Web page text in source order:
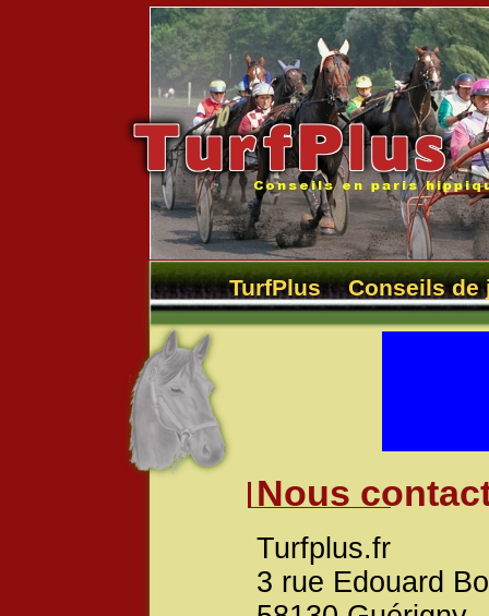
TurfPlus Conseils de
Nous
Turfplus.fr
3 rue Edouard